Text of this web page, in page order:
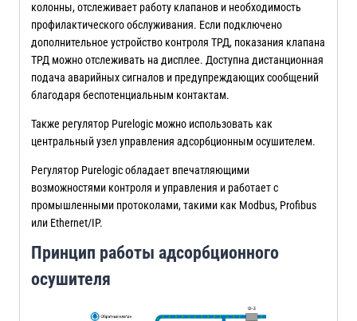
колонны, отслеживает работу клапанов и необходимость
профилактического обслуживания. Если подключено
дополнительное устройство контроля ТРД, показания клапана
ТРД можно отслеживать на дисплее. Доступна дистанционная
подача аварийных сигналов и предупреждающих сообщений
благодаря беспотенциальным контактам.
Также регулятор Purelogic можно использовать как
центральный узел управления адсорбционным осушителем.
Регулятор Purelogic обладает впечатляющими
возможностями контроля и управления и работает с
промышленными протоколами, такими как Modbus, Profibus
или Ethernet/IP.
Принцип работы адсорбционного
осушителя